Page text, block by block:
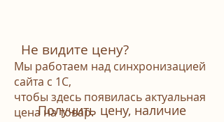
Уплотнитель: Двухконтурный
магнитный
Основной замок: Турецкий Kale
422 (Цилиндровый)
Дополнительный замок:
Не видите цену?
Мы работаем над синхронизацией
сайта с 1С,
чтобы здесь появилась актуальная
цена на товар.
Получить цену, наличие